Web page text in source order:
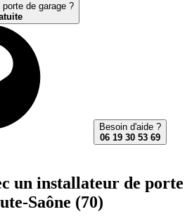
de garage ?
Besoin d'aide ?
06 19 30 53 69
un installateur de porte
Saône (70)